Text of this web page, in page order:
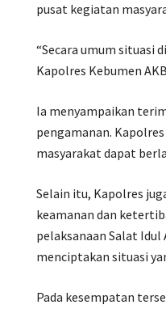
pusat kegiatan
“Secara umum situasi
Kapolres Kebumen
Ia menyampaikan
pengamanan.
masyarakat dapat
Selain itu, Kapolres
keamanan dan
pelaksanaan Salat
menciptakan situasi
Pada kesempatan